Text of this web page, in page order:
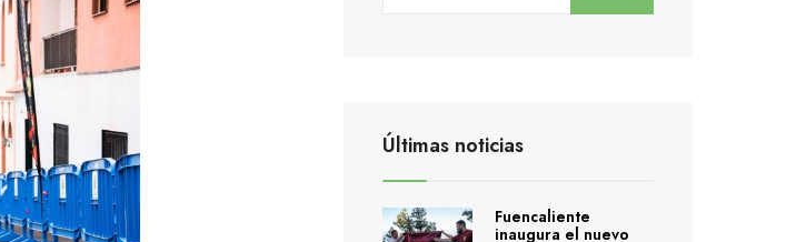
Últimas noticias
Fuencaliente
inaugura el nuevo